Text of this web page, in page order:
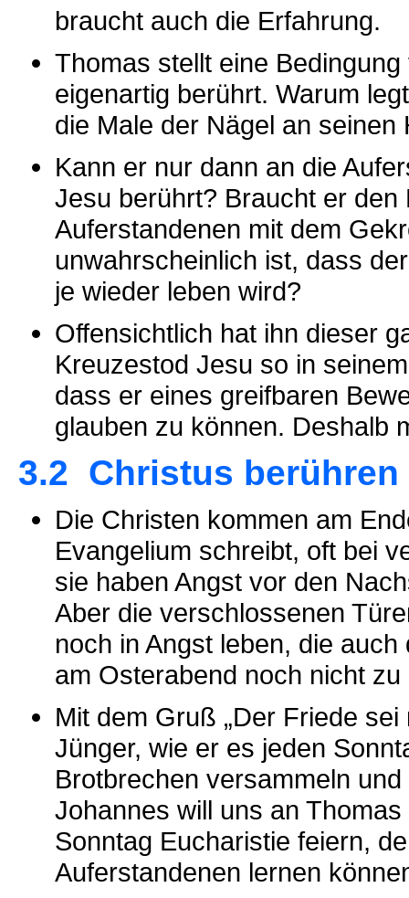
braucht auch die Erfahrung.
Thomas stellt eine
eigenartig berührt. Warum
die Male der Nägel an
Kann er nur dann an die
Jesu berührt? Braucht er
Auferstandenen mit dem
unwahrscheinlich ist, dass
je wieder leben wird?
Offensichtlich hat ihn dieser
Kreuzestod Jesu so in
dass er eines greifbaren
glauben zu können. Deshalb
3.2 Christus berühren
Die Christen kommen am
Evangelium schreibt, oft bei
sie haben Angst vor den
Aber die verschlossenen
noch in Angst leben, die
am Osterabend noch nicht
Mit dem Gruß „Der Friede
Jünger, wie er es jeden
Brotbrechen versammeln
Johannes will uns an
Sonntag Eucharistie feiern,
Auferstandenen lernen